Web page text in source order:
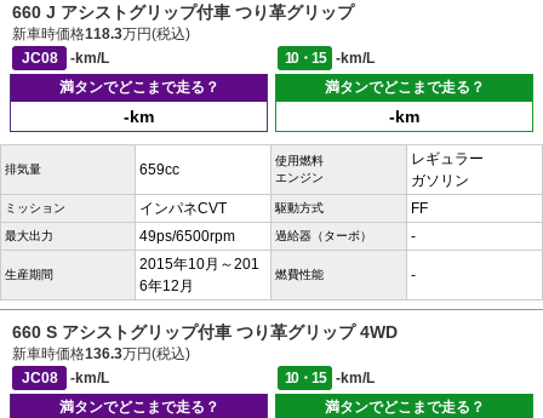
660 J アシストグリップ付車 つり革グリップ
新車時価格118.3万円(税込)
JC08
-km/L 10・15
-km/L
満タンでどこまで走る？
-km
満タンでどこまで走る？
-km
排気量 659cc
使用燃料
エンジン
レギュラー
ガソリン
ミッション インパネCVT 駆動方式 FF
最大出力 49ps/6500rpm 過給器（ターボ） -
生産期間
2015年10月～201
6年12月
燃費性能 -
660 S アシストグリップ付車 つり革グリップ 4WD
新車時価格136.3万円(税込)
JC08
-km/L 10・15
-km/L
満タンでどこまで走る？
満タンでどこまで走る？